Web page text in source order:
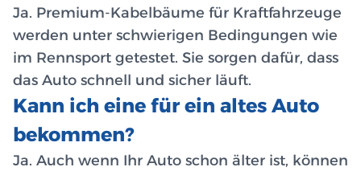
Ja. Premium-Kabelbäume für Kraftfahrzeuge
werden unter schwierigen Bedingungen wie
im Rennsport getestet. Sie sorgen dafür, dass
das Auto schnell und sicher läuft.
Kann ich eine für ein altes Auto
bekommen?
Ja. Auch wenn Ihr Auto schon älter ist, können